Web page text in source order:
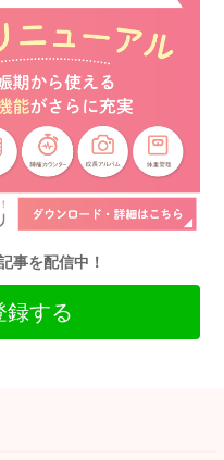
事を配信中！
録する